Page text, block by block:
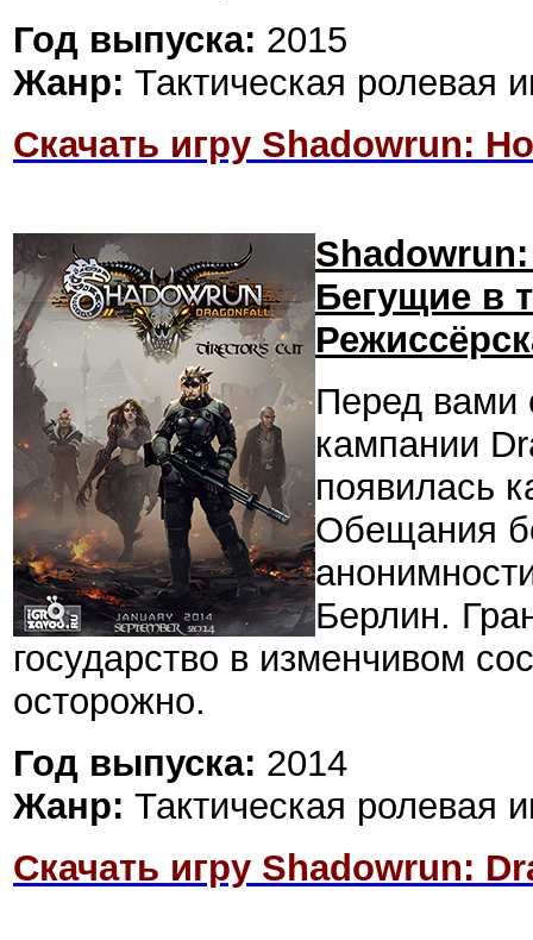
Год выпуска: 2015
Жанр: Тактическая ролевая
Скачать игру Shadowrun:
Бегущие в
Перед вами
кампании
появилась
Обещания
Берлин.
государство в изменчивом
осторожно.
Год выпуска: 2014
Жанр: Тактическая ролевая
Скачать игру Shadowrun: